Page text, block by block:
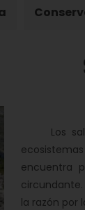
Los
encuentra
la razón por